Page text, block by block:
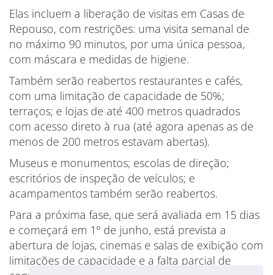
Elas incluem a liberação de visitas em Casas de
Repouso, com restrições: uma visita semanal de
no máximo 90 minutos, por uma única pessoa,
com máscara e medidas de higiene.
Também serão reabertos restaurantes e cafés,
com uma limitação de capacidade de 50%;
terraços; e lojas de até 400 metros quadrados
com acesso direto à rua (até agora apenas as de
menos de 200 metros estavam abertas).
Museus e monumentos; escolas de direção;
escritórios de inspeção de veículos; e
acampamentos também serão reabertos.
Para a próxima fase, que será avaliada em 15 dias
e começará em 1º de junho, está prevista a
abertura de lojas, cinemas e salas de exibição com
limitações de capacidade e a falta parcial de